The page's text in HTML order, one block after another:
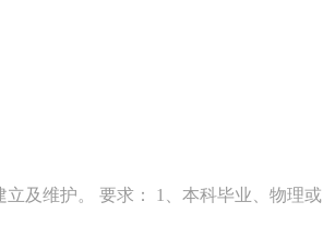
及维护。 要求： 1、本科毕业、物理或